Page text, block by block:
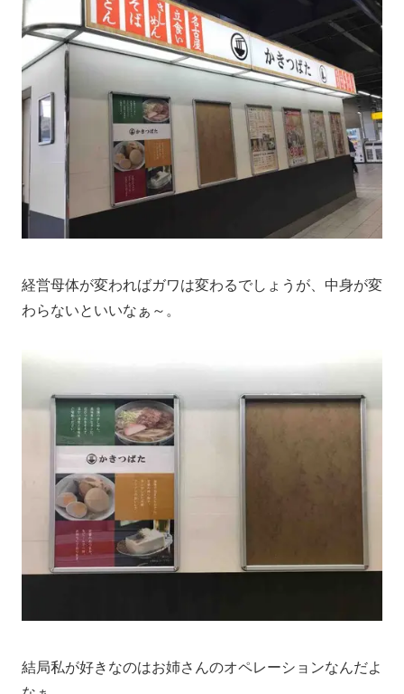
経営母体が変わればガワは変わるでしょうが、中身が変
わらないといいなぁ～。
結局私が好きなのはお姉さんのオペレーションなんだよ